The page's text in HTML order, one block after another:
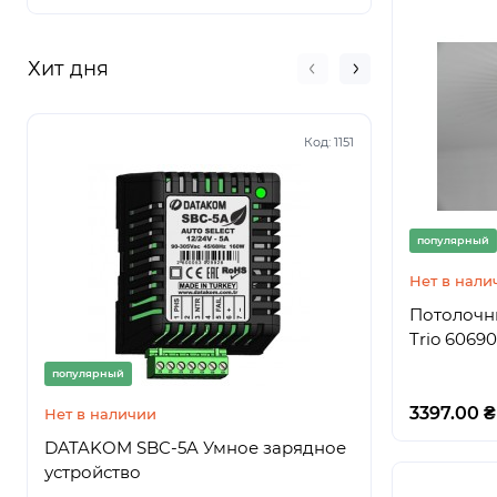
Хит дня
Код: 1151
популярный
Нет в наличии
DATAKOM SBC-5A Умное зарядное
устройство
Нет в
популярный
Нет в
Trio
3397.00 ₴